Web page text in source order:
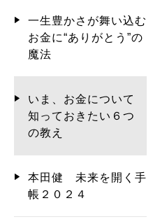
一生豊かさが舞い込む
お金に“ありがとう”の
魔法
いま、お金について
知っておきたい６つ
の教え
本田健 未来を開く手
帳２０２４